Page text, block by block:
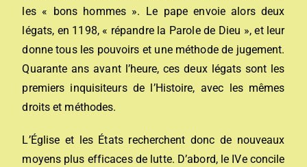
les « bons hommes ». Le pape envoie alors deux
légats, en 1198, « répandre la Parole de Dieu », et leur
donne tous les pouvoirs et une méthode de jugement.
Quarante ans avant l’heure, ces deux légats sont les
premiers inquisiteurs de l’Histoire, avec les mêmes
droits et méthodes.
L’Église et les États recherchent donc de nouveaux
moyens plus efficaces de lutte. D’abord, le IVeconcile